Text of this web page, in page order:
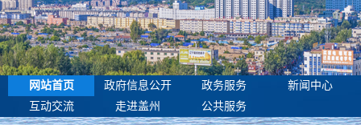
网站首页 政府信息公开 政务服务
新闻中心
互动交流
走进盖州 公共服务